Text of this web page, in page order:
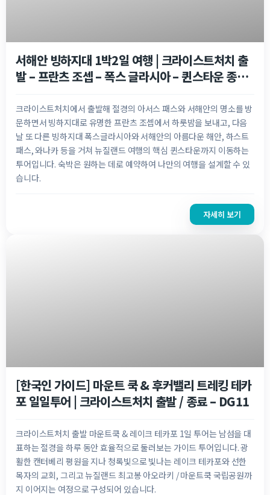
서해안 빙하지대 1박2일 여행 | 크라이스트처치 출
발 – 프란츠 조셉 – 폭스 글라시아 – 퀸스타운 종료
크라이스트처치에서 출발해 절경의 아서스 패스와 서해안의 명소를 방
문하면서 빙하지대로 유명한 프란츠 조셉에서 하룻밤을 보내고, 다음
날 또 다른 빙하지대 폭스글라시아와 서해안의 아름다운 해안, 하스트
패스, 와나카 등을 거쳐 뉴질랜드 여행의 핵심 퀸스타운까지 이동하는
투어입니다. 숙박은 원하는 데로 예약하여 나만의 여행을 설계할 수 있
습니다.
자세히 보기
[한국인 가이드] 마운트 쿡 & 후커밸리 트레킹 테카
포 일일투어 | 크라이스트처치 출발 / 종료 – DG11
크라이스트처치 출발 마운트쿡 & 레이크 테카포 1일 투어는 남섬을 대
표하는 절경을 하루 동안 효율적으로 둘러보는 가이드 투어입니다. 광
활한 캔터베리 평원을 지나 청록빛으로 빛나는 레이크 테카포와 선한
목자의 교회, 그리고 뉴질랜드 최고봉 아오라키 / 마운트쿡 국립공원까
지 이어지는 여정으로 구성되어 있습니다.